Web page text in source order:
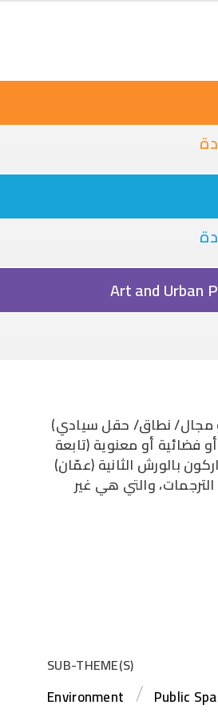
Skip to main content
Art and Urban
مجال/ نطاق/ حقل سيادي)
فضائية أو معنوية (تابعة
بالورش الثانية (عمّان)
والتي هي غير
SUB-THEME(S)
Environment Public